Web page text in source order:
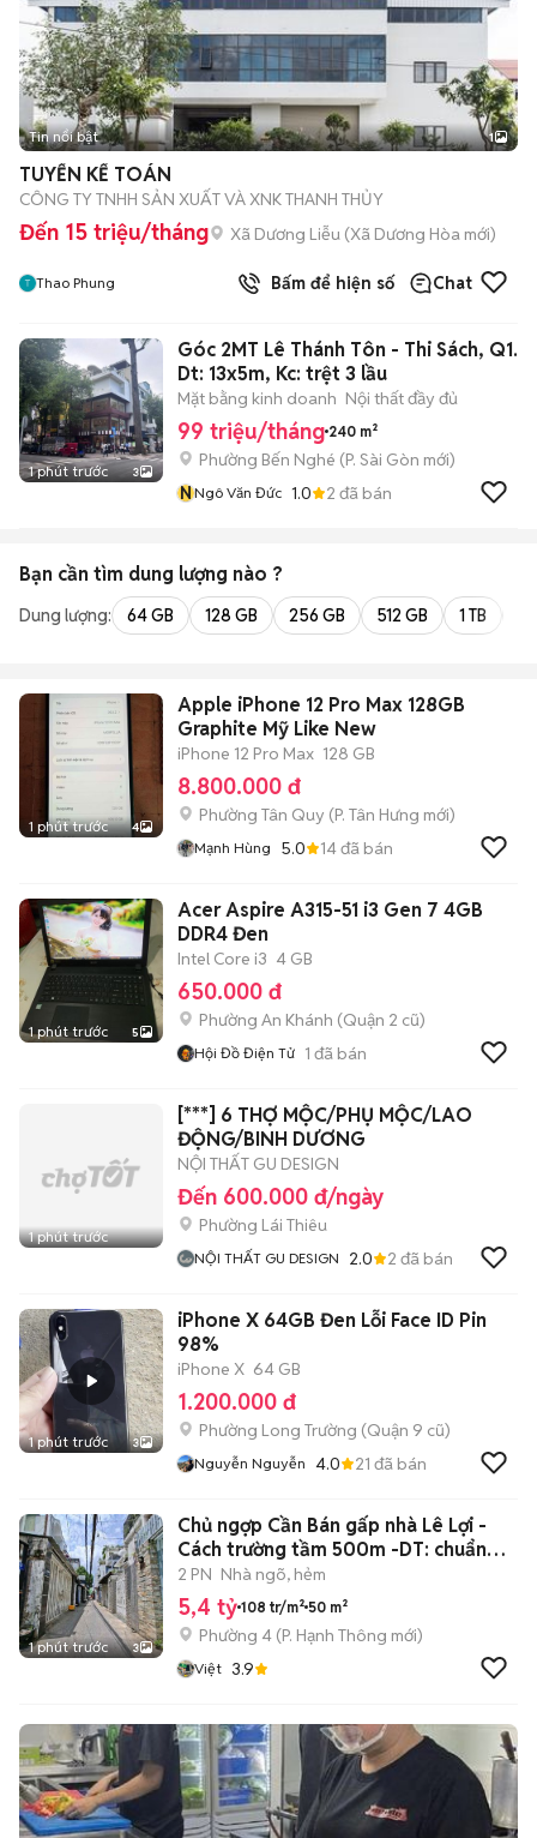
Tin nổi bật 1
TUYỂN KẾ TOÁN
CÔNG TY TNHH SẢN XUẤT VÀ XNK THANH THỦY
Đến 15 triệu/tháng Xã Dương Liễu (Xã Dương Hòa mới)
Thao Phung Bấm để hiện số Chat
1 phút trước 3
Góc 2MT Lê Thánh Tôn - Thi Sách, Q1.
Dt: 13x5m, Kc: trệt 3 lầu
Mặt bằng kinh doanh Nội thất đầy đủ
99 triệu/tháng 240 m²
Phường Bến Nghé (P. Sài Gòn mới)
NNgô Văn Đức 1.0 2 đã bán
Bạn cần tìm dung lượng nào ?
Dung lượng: 64 GB 128 GB 256 GB 512 GB 1 TB
1 phút trước 4
Apple iPhone 12 Pro Max 128GB
Graphite Mỹ Like New
iPhone 12 Pro Max 128 GB
8.800.000 đ
Phường Tân Quy (P. Tân Hưng mới)
Mạnh Hùng 5.0 14đã bán
1 phút trước 5
Acer Aspire A315-51 i3 Gen 7 4GB
DDR4 Đen
Intel Core i3 4 GB
650.000 đ
Phường An Khánh (Quận 2 cũ)
Hội Đồ Điện Tử 1 đã bán
1 phút trước
[***] 6 THỢ MỘC/PHỤ MỘC/LAO
ĐỘNG/BINH DƯƠNG
NỘI THẤT GU DESIGN
Đến 600.000 đ/ngày
Phường Lái Thiêu
NỘI THẤT GU DESIGN 2.0 2 đã bán
1 phút trước 3
iPhone X 64GB Đen Lỗi Face ID Pin
98%
iPhone X 64 GB
1.200.000 đ
Phường Long Trường (Quận 9 cũ)
Nguyễn Nguyễn 4.0 21 đã bán
1 phút trước 3
Chủ ngợp Cần Bán gấp nhà Lê Lợi -
Cách trường tầm 500m -DT: chuẩn
50m2
2 PN Nhà ngõ, hẻm
5,4 tỷ 108 tr/m² 50 m²
Phường 4 (P. Hạnh Thông mới)
Việt 3.9